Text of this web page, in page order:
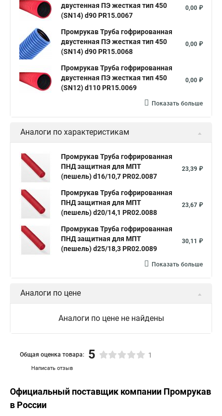
двустенная ПЭ жесткая тип 450
(SN14) d90 PR15.0067
0,00 ₽
Промрукав Труба гофрированная
двустенная ПЭ жесткая тип 450
(SN14) d90 PR15.0068
0,00 ₽
Промрукав Труба гофрированная
двустенная ПЭ жесткая тип 450
(SN12) d110 PR15.0069
0,00 ₽
Показать больше
Аналоги по характеристикам
Промрукав Труба гофрированная
ПНД защитная для МПТ
(пешель) d16/10,7 PR02.0087
23,39 ₽
Промрукав Труба гофрированная
ПНД защитная для МПТ
(пешель) d20/14,1 PR02.0088
23,67 ₽
Промрукав Труба гофрированная
ПНД защитная для МПТ
(пешель) d25/18,3 PR02.0089
30,11 ₽
Показать больше
Аналоги по цене
Аналоги по цене не найдены
Написать отзыв
Общая оценка товара: 5 1
Официальный поставщик компании Промрукав
в России